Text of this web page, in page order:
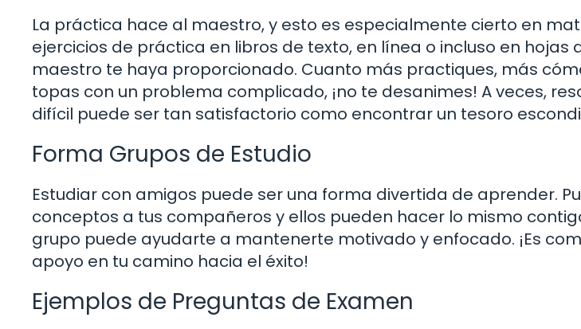
La práctica hace al maestro, y esto es especialmente cierto en
ejercicios de práctica en libros de texto, en línea o incluso en hojas
maestro te haya proporcionado. Cuanto más practiques, más
topas con un problema complicado, ¡no te desanimes! A veces,
difícil puede ser tan satisfactorio como encontrar un tesoro
Forma Grupos de Estudio
Estudiar con amigos puede ser una forma divertida de aprender.
conceptos a tus compañeros y ellos pueden hacer lo mismo
grupo puede ayudarte a mantenerte motivado y enfocado. ¡Es
apoyo en tu camino hacia el éxito!
Ejemplos de Preguntas de Examen